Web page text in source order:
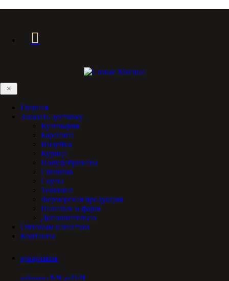
×
Главная
Заказать доставку
Кулинария
Баранина
Индейка
Курица
Полуфабрикаты
Свинина
Соусы
Телятина
Фермерская продукция
Шашлык и фарш
Дополнительно
Оптовым клиентам
Контакты
8(914)7118336
работаем с 8:30 до 21:30